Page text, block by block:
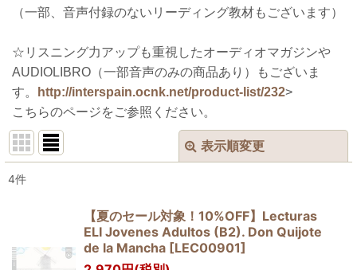
（一部、音声付録のないリーディング教材もございます）
☆リスニング力アップも重視したオーディオマガジンや
AUDIOLIBRO（一部音声のみの商品あり）もございま
す。
http://interspain.ocnk.net/product-list/232>
こちらのページをご参照ください。
表示順変更
4件
【夏のセール対象！10%OFF】Lecturas
ELI Jovenes Adultos (B2). Don Quijote
de la Mancha [LEC00901]